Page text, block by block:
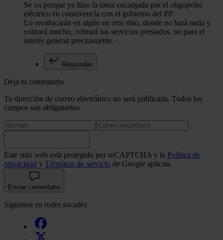
Se va porque ya hizo la tarea encargada por el oligopolio
eléctrico en connivencia con el gobierno del PP.
Lo recolocarán en algún en otro sitio, donde no hará nada y
cobrará mucho, cobrará los servicios prestados, no para el
interés general precisamente.
Responder
Deja tu comentario
Tu dirección de correo electrónico no será publicada. Todos los
campos son obligatorios
Este sitio web está protegido por reCAPTCHA y la Política de
privacidad y Términos de servicio de Google aplican.
Enviar comentario
Síguenos en redes sociales